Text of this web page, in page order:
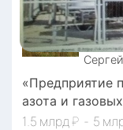
Сергей
«Предприятие
азота и
1.5
₽ - 5